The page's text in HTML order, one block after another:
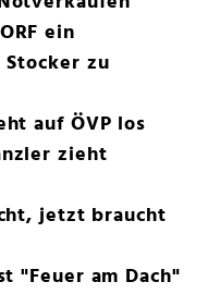
ein
Stocker zu
auf ÖVP los
zieht
jetzt braucht
"Feuer am Dach"